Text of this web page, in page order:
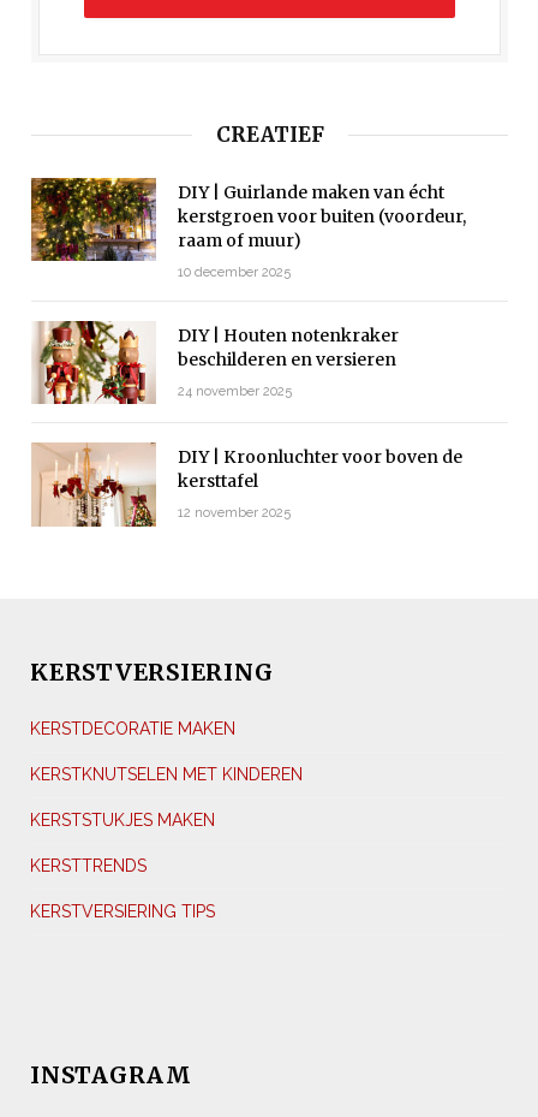
CREATIEF
DIY | Guirlande maken van écht
kerstgroen voor buiten (voordeur,
raam of muur)
10 december 2025
DIY | Houten notenkraker
beschilderen en versieren
24 november 2025
DIY | Kroonluchter voor boven de
kersttafel
12 november 2025
KERSTVERSIERING
KERSTDECORATIE MAKEN
KERSTKNUTSELEN MET KINDEREN
KERSTSTUKJES MAKEN
KERSTTRENDS
KERSTVERSIERING TIPS
INSTAGRAM